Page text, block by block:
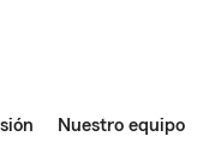
Nuestro equipo